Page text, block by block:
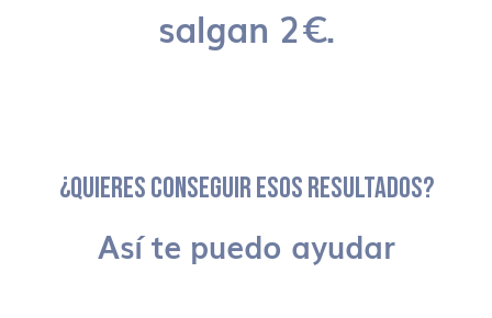
salgan 2€.
¿QUIERES CONSEGUIR ESOS RESULTADOS?
Así te puedo ayudar